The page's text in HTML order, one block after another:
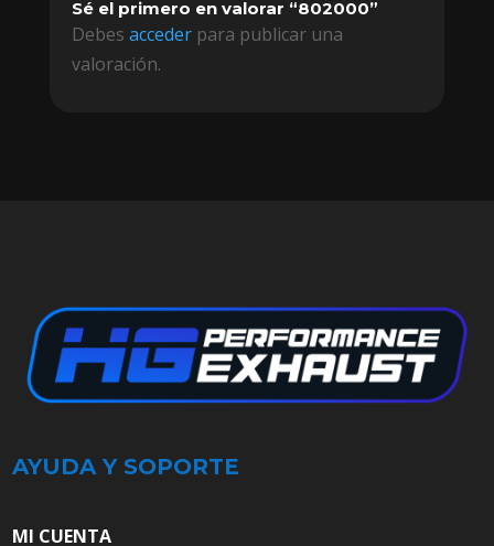
Sé el primero en valorar “802000”
Debes accederpara publicar una
valoración.
AYUDA Y SOPORTE
MI CUENTA